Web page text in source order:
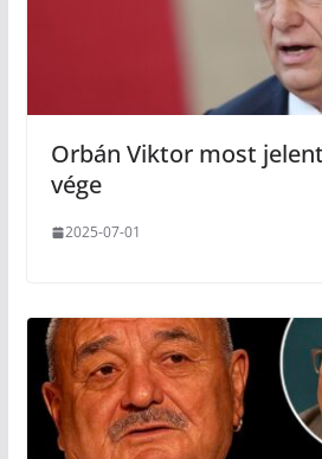
Orbán Viktor most
vége
2025-07-01